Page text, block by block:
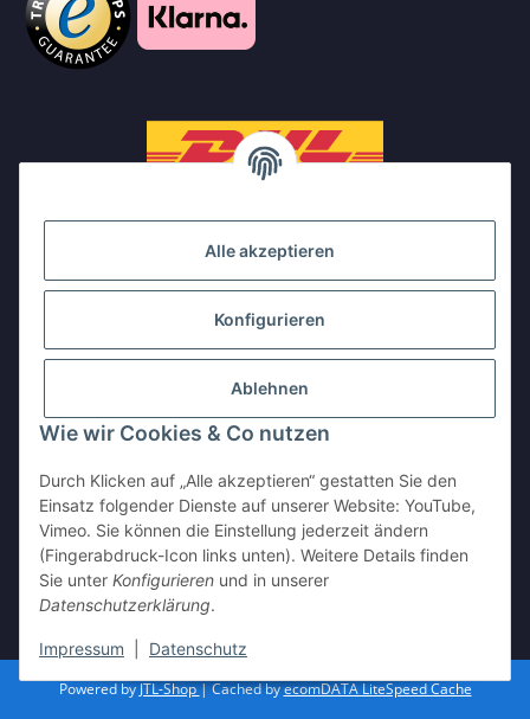
Alle akzeptieren
Konfigurieren
Ablehnen
Wie wir Cookies & Co nutzen
Durch Klicken auf „Alle akzeptieren“ gestatten Sie den
Einsatz folgender Dienste auf unserer Website: YouTube,
Vimeo. Sie können die Einstellung jederzeit ändern
(Fingerabdruck-Icon links unten). Weitere Details finden
Sie unter Konfigurieren und in unserer
Datenschutzerklärung.
Impressum Datenschutz
Vertrag widerrufen
Powered byJTL-Shop| Cached byecomDATA LiteSpeed Cache